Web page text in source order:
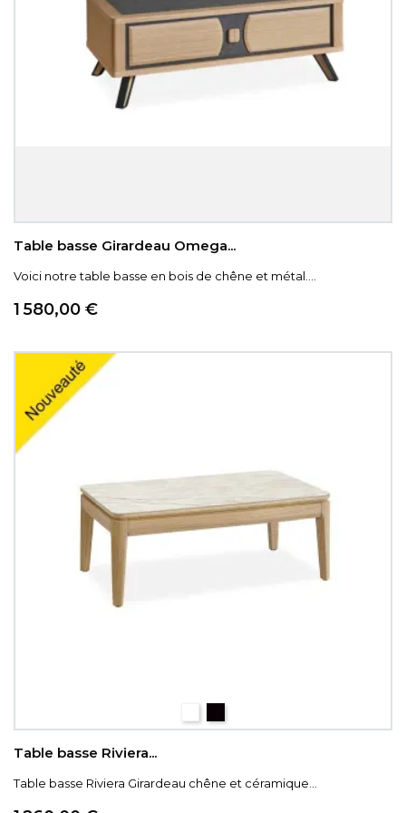
Table basse Girardeau Omega...
Voici notre table basse en bois de chêne et métal....
Prix
1 580,00 €
Table basse Riviera...
Table basse Riviera Girardeau chêne et céramique...